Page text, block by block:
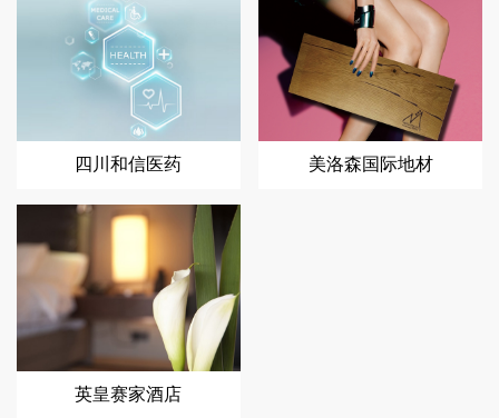
四川和信医药 美洛森国际地材
英皇赛家酒店